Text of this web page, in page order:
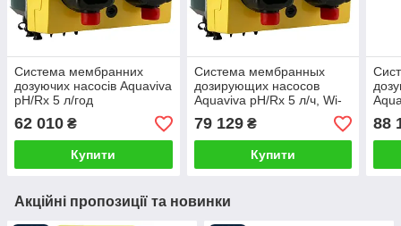
Система мембранних
дозуючих насосів Aquaviva
pH/Rx 5 л/год
62 010 ₴
Купити
Система мембранных
дозирующих насосов
Aquaviva pH/Rx 5 л/ч, Wi-
Fi
79 129₴
Купити
5 л
88
Акційні пропозиції та новинки